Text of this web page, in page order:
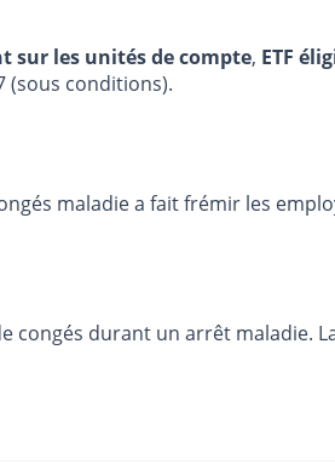
sur les unités de compte, ETF
(sous conditions).
maladie a fait frémir les
congés durant un arrêt maladie.